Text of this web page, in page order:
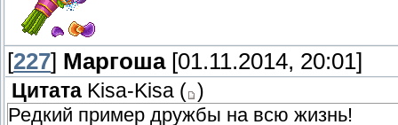
[227] Маргоша[01.11.2014, 20:01]
Цитата Kisa-Kisa ( )
Редкий пример дружбы на всю жизнь!